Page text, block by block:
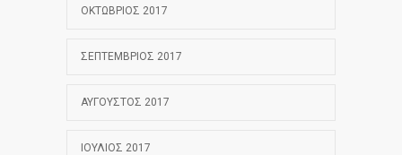
ΟΚΤΏΒΡΙΟΣ 2017
ΣΕΠΤΈΜΒΡΙΟΣ 2017
ΑΎΓΟΥΣΤΟΣ 2017
ΙΟΎΛΙΟΣ 2017